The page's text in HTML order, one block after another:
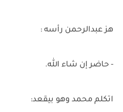
هز عبدالرحمن رأسه :
- حاضر إن شاء الله.
اتكلم محمد وهو بيقعد: